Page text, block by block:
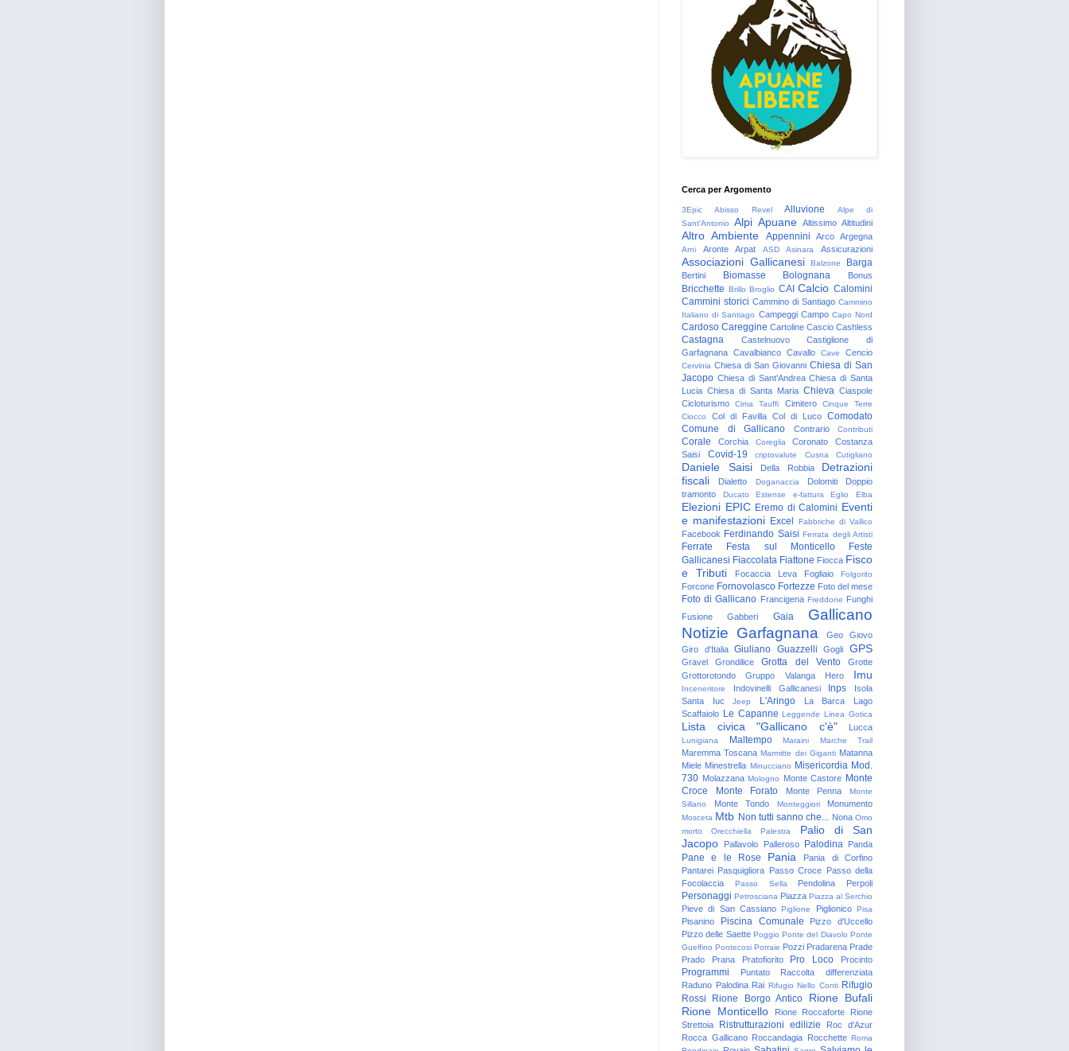
Cerca per Argomento
3Epic Abisso Revel Alluvione
Alpe di
Sant'Antonio
Alpi Apuane Altissimo Altitudini
Altro Ambiente Appennini Arco Argegna
Arni Aronte Arpat ASD Asinara Assicurazioni
Associazioni Gallicanesi Balzone Barga
Bertini Biomasse Bolognana Bonus
Bricchette Brillo Broglio CAI Calcio Calomini
Cammini storici Cammino di Santiago Cammino
Italiano di Santiago Campeggi Campo Capo Nord
Cardoso Careggine Cartoline Cascio Cashless
Castagna Castelnuovo
Castiglione di
Garfagnana Cavalbianco Cavallo Cave Cencio
Cervinia Chiesa di San Giovanni Chiesa di San
Jacopo Chiesa di Sant'Andrea Chiesa di Santa
Lucia Chiesa di Santa Maria Chieva Ciaspole
Cicloturismo
Cima Tauffi Cimitero
Cinque Terre
Ciocco
Col di Favilla Col di Luco Comodato
Comune di Gallicano
Contrario Contributi
Corale Corchia Coreglia Coronato
Costanza
Saisi
Covid-19 criptovalute Cusna Cutigliano
Daniele Saisi Della Robbia
Detrazioni
fiscali
Dialetto Doganaccia Dolomiti
Doppio
tramonto
Ducato Estense e-fattura Eglio Elba
Elezioni EPIC Eremo di Calomini Eventi
e manifestazioni Excel Fabbriche di Vallico
Facebook Ferdinando Saisi Ferrata degli Artisti
Ferrate Festa sul Monticello
Feste
Gallicanesi Fiaccolata Fiattone Fiocca Fisco
e Tributi
Focaccia Leva Fogliaio Folgorito
Forcone Fornovolasco Fortezze Foto del mese
Foto di Gallicano Francigena Freddone Funghi
Fusione
Gabberi Gaia
Gallicano
Notizie Garfagnana Geo
Giovo
Giro d'Italia
Giuliano Guazzelli Gogli GPS
Gravel Grondilice Grotta del Vento
Grotte
Grottorotondo
Gruppo Valanga Hero Imu
Inceneritore Indovinelli Gallicanesi Inps
Isola
Santa
Iuc Jeep L'Aringo La Barca
Lago
Scaffaiolo Le Capanne Leggende Linea Gotica
Lista civica "Gallicano c'è" Lucca
Lunigiana Maltempo Maraini Marche Trail
Maremma Toscana Marmitte dei Giganti Matanna
Miele Minestrella Minucciano Misericordia Mod.
730 Molazzana Mologno Monte Castore Monte
Croce
Monte Forato Monte Penna
Monte
Sillano
Monte Tondo Monteggiori Monumento
Mosceta Mtb Non tutti sanno che... Nona Omo
morto
Orecchiella Palestra
Palio di San
Jacopo
Pallavolo Palleroso Palodina Panda
Pane e le Rose Pania
Pania di Corfino
Pantarei Pasquigliora Passo Croce Passo della
Focolaccia
Passo Sella Pendolina Perpoli
Personaggi Petrosciana Piazza Piazza al Serchio
Pieve di San Cassiano Piglione Piglionico Pisa
Pisanino Piscina Comunale
Pizzo d'Uccello
Pizzo delle Saette Poggio Ponte del Diavolo Ponte
Guelfino Pontecosi Porraie Pozzi Pradarena Prade
Prado
Prana Pratofiorito Pro Loco Procinto
Programmi Puntato
Raccolta differenziata
Raduno Palodina Rai Rifugio Nello Conti Rifugio
Rossi
Rione Borgo Antico
Rione Bufali
Rione Monticello
Rione Roccaforte
Rione
Strettoia
Ristrutturazioni edilizie
Roc d'Azur
Rocca Gallicano Roccandagia Rocchette Roma